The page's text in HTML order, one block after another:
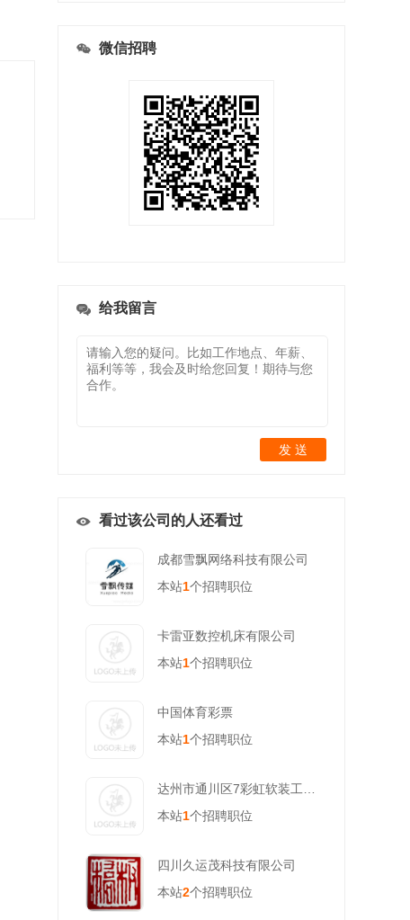
微信招聘
给我留言
发 送
看过该公司的人还看过
成都雪飘网络科技有限公司
本站1个招聘职位
卡雷亚数控机床有限公司
本站1个招聘职位
中国体育彩票
本站1个招聘职位
本站1个招聘职位
四川久运茂科技有限公司
本站2个招聘职位